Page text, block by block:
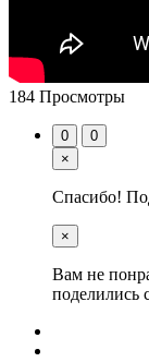
184 Просмотры
0
0
×
Спасибо!
×
Вам не
поделились